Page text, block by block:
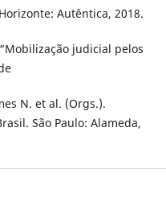
Autêntica, 2018.
judicial pelos
N. et al. (Orgs.).
São Paulo: Alameda,